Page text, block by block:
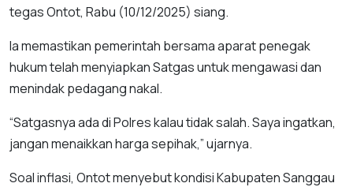
tegas Ontot, Rabu (10/12/2025) siang.
Ia memastikan pemerintah bersama aparat penegak
hukum telah menyiapkan Satgas untuk mengawasi dan
menindak pedagang nakal.
“Satgasnya ada di Polres kalau tidak salah. Saya ingatkan,
jangan menaikkan harga sepihak,” ujarnya.
Soal inflasi, Ontot menyebut kondisi Kabupaten Sanggau